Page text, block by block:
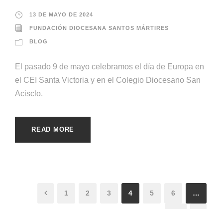
13 DE MAYO DE 2024
FUNDACIÓN DIOCESANA SANTOS MÁRTIRES
BLOG
El pasado 9 de mayo celebramos el día de Europa en
el CEI Santa Victoria y en el Colegio Diocesano San
Acisclo.
READ MORE
1 2 3 4 5 6 …